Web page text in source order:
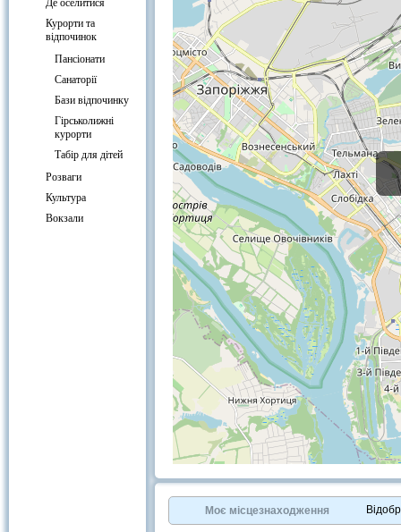
Де оселитися
Курорти та
відпочинок
Пансіонати
Санаторії
Бази відпочинку
Гірськолижні
курорти
Табір для дітей
Розваги
Культура
Вокзали
OpenStreetMapcontributors.
»
Моє місцезнаходження